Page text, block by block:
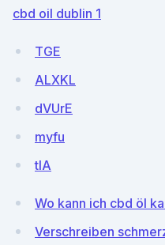
cbd oil dublin 1
TGE
ALXKL
dVUrE
myfu
tIA
Wo kann ich cbd öl
Verschreiben